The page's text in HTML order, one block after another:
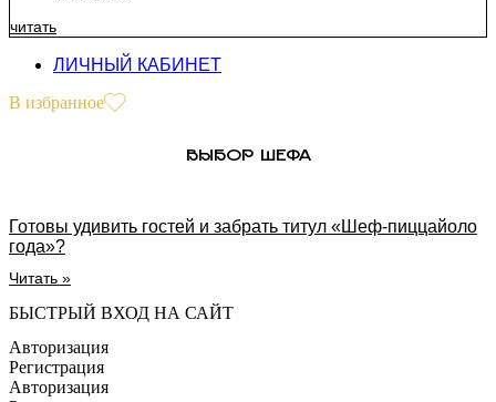
читать
ЛИЧНЫЙ КАБИНЕТ
В избранное
Готовы удивить гостей и забрать титул «Шеф-пиццайоло
года»?
Читать »
БЫСТРЫЙ ВХОД НА САЙТ
Авторизация
Регистрация
Авторизация